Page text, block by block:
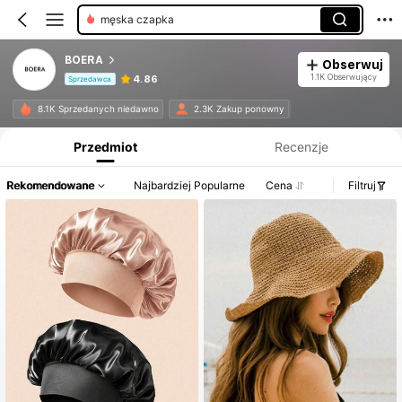
przyrządy do stylizacji włosów
BOERA
Sprzedawca 4.86
Obserwuj
1.1K Obserwujący
8.1K Sprzedanych niedawno 2.3K Zakup ponowny
Przedmiot Recenzje
Rekomendowane Najbardziej Popularne Cena Filtruj